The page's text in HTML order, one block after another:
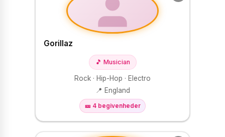
Gorillaz
🎵 Musician
Rock · Hip-Hop · Electro
📍 England
🎫 4 begivenheder